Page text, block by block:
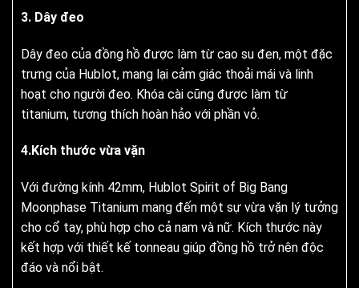
3. Dây đeo
Dây đeo của đồng hồ được làm từ cao su đen, một đặc
trưng của Hublot, mang lại cảm giác thoải mái và linh
hoạt cho người đeo. Khóa cài cũng được làm từ
titanium, tương thích hoàn hảo với phần vỏ.
4.Kích thước vừa vặn
Với đường kính 42mm, Hublot Spirit of Big Bang
Moonphase Titanium mang đến một sự vừa vặn lý tưởng
cho cổ tay, phù hợp cho cả nam và nữ. Kích thước này
kết hợp với thiết kế tonneau giúp đồng hồ trở nên độc
đáo và nổi bật.